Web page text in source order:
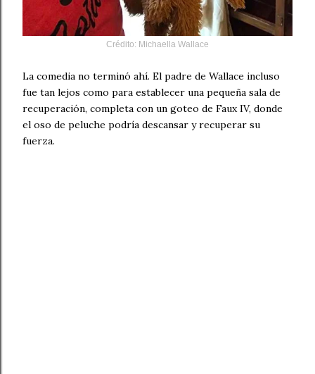
Crédito: Michaella Wallace
La comedia no terminó ahí. El padre de Wallace incluso
fue tan lejos como para establecer una pequeña sala de
recuperación, completa con un goteo de Faux IV, donde
el oso de peluche podría descansar y recuperar su
fuerza.